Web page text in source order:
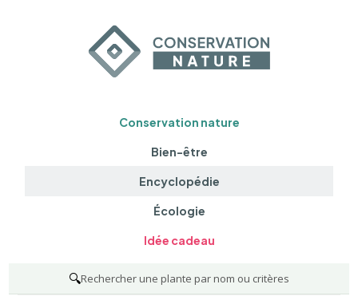
Conservation nature
Bien-être
Encyclopédie
Écologie
Idée cadeau
🔍Rechercher une plante par nom ou critères